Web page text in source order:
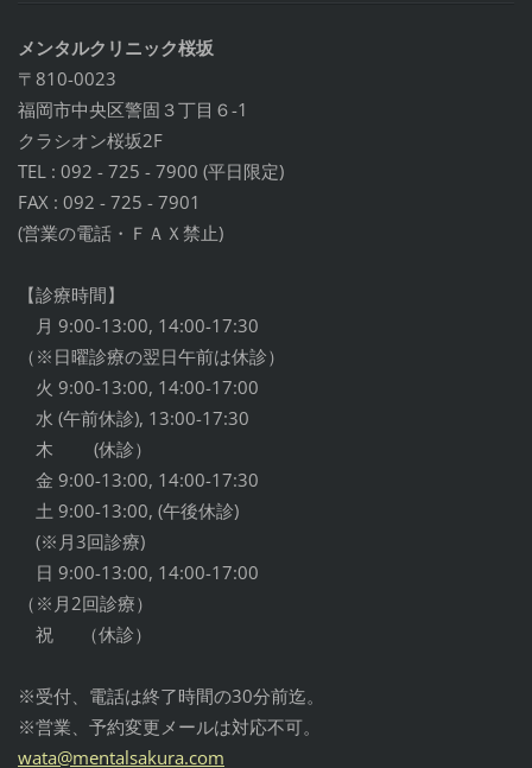
メンタルクリニック桜坂
〒810-0023
福岡市中央区警固３丁目６-1
クラシオン桜坂2F
TEL : 092 - 725 - 7900 (平日限定)
FAX : 092 - 725 - 7901
(営業の電話・ＦＡＸ禁止)
【診療時間】
月 9:00-13:00, 14:00-17:30
（※日曜診療の翌日午前は休診）
火 9:00-13:00, 14:00-17:00
水 (午前休診), 13:00-17:30
木 (休診）
金 9:00-13:00, 14:00-17:30
土 9:00-13:00, (午後休診)
(※月3回診療)
日 9:00-13:00, 14:00-17:00
（※月2回診療）
祝 （休診）
※受付、電話は終了時間の30分前迄。
※営業、予約変更メールは対応不可。
wata@mentalsakura.com